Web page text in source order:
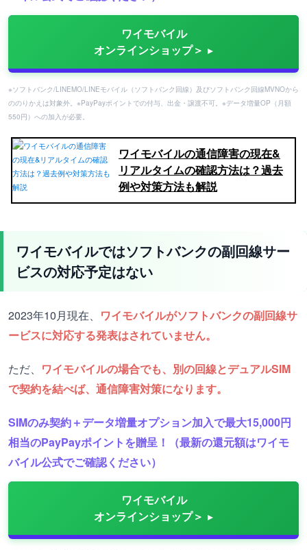
ワイモバイル
オンラインショップ＞
※ソフトバンク/LINEMO/LINEモバイル（ソフトバンク回線）及びソフトバンク回線MVNOから
ののりかえは対象外。※PayPayポイントでの付与、出金・譲渡不可。※データ増量OP（月額
550円）への加入が必要。
ワイモバイルの通信障害の現在&
リアルタイムの確認方法は？過去
例や対策方法も解説
ワイモバイルではソフトバンクの副回線サー
ビスの対応予定はない
2023年10月現在、 ワイモバイルがソフトバンクの副回線サ
ービスに対応する発表はされていません。
ただ、 ワイモバイルの場合でも、別の回線とデュアルSIM
で契約を結べば、通信障害対策になります。
SIMのみ契約＋データ増量オプション加入で最大15,000円
相当のPayPayポイントを贈呈！（最新の還元額はワイモ
バイル公式でご確認ください）
ワイモバイル
オンラインショップ＞